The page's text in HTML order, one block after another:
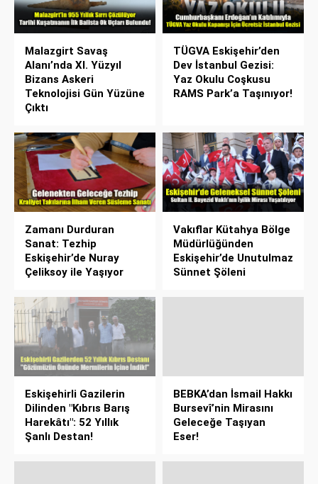
Malazgirt Savaş
Alanı’nda XI. Yüzyıl
Bizans Askeri
Teknolojisi Gün Yüzüne
Çıktı
TÜGVA Eskişehir’den
Dev İstanbul Gezisi:
Yaz Okulu Coşkusu
RAMS Park’a Taşınıyor!
Zamanı Durduran
Sanat: Tezhip
Eskişehir’de Nuray
Çeliksoy ile Yaşıyor
Vakıflar Kütahya Bölge
Müdürlüğünden
Eskişehir’de Unutulmaz
Sünnet Şöleni
Eskişehirli Gazilerin
Dilinden "Kıbrıs Barış
Harekâtı": 52 Yıllık
Şanlı Destan!
BEBKA’dan İsmail Hakkı
Bursevî’nin Mirasını
Geleceğe Taşıyan
Eser!